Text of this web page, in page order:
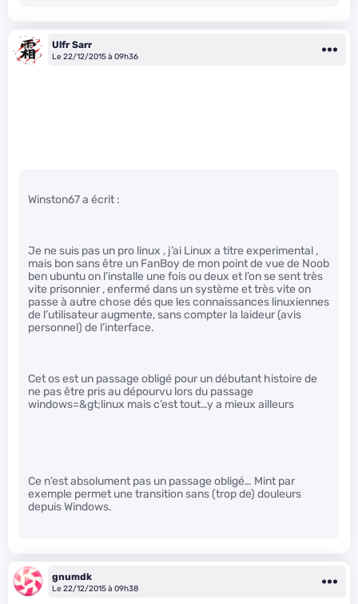
Ulfr Sarr
Le 22/12/2015 à 09h36
Winston67 a écrit :
Je ne suis pas un pro linux , j’ai Linux a titre experimental ,
mais bon sans être un FanBoy de mon point de vue de Noob
ben ubuntu on l’installe une fois ou deux et l’on se sent très
vite prisonnier , enfermé dans un système et très vite on
passe à autre chose dés que les connaissances linuxiennes
de l’utilisateur augmente, sans compter la laideur (avis
personnel) de l’interface.
Cet os est un passage obligé pour un débutant histoire de
ne pas être pris au dépourvu lors du passage
windows=&gt;linux mais c’est tout…y a mieux ailleurs
Ce n’est absolument pas un passage obligé… Mint par
exemple permet une transition sans (trop de) douleurs
depuis Windows.
gnumdk
Le 22/12/2015 à 09h38